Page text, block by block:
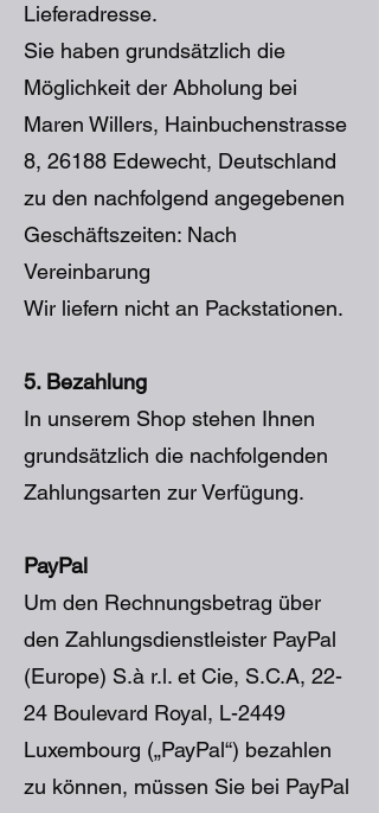
Lieferadresse.
Sie haben grundsätzlich die
Möglichkeit der Abholung bei
Maren Willers, Hainbuchenstrasse
8, 26188 Edewecht, Deutschland
zu den nachfolgend angegebenen
Geschäftszeiten: Nach
Vereinbarung
Wir liefern nicht an Packstationen.
5. Bezahlung
In unserem Shop stehen Ihnen
grundsätzlich die nachfolgenden
Zahlungsarten zur Verfügung.
PayPal
Um den Rechnungsbetrag über
den Zahlungsdienstleister PayPal
(Europe) S.à r.l. et Cie, S.C.A, 22-
24 Boulevard Royal, L-2449
Luxembourg („PayPal“) bezahlen
zu können, müssen Sie bei PayPal